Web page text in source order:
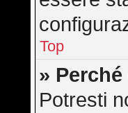
Top
»
Potresti